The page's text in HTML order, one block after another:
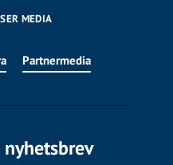
MEDIA
Partnermedia